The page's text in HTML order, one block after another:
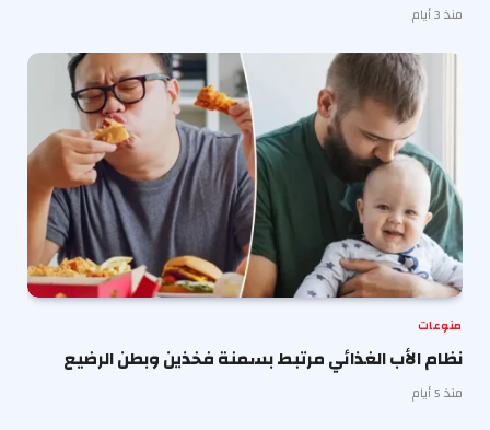
منذ 3 أيام
منوعات
نظام الأب الغذائي مرتبط بسمنة فخذين وبطن الرضيع
منذ 5 أيام